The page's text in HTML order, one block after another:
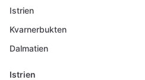
Istrien
Kvarnerbukten
Dalmatien
Istrien